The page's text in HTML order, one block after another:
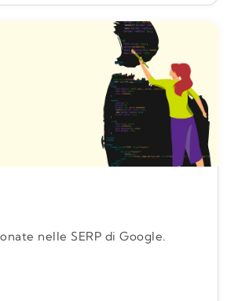
nelle SERP di Google.